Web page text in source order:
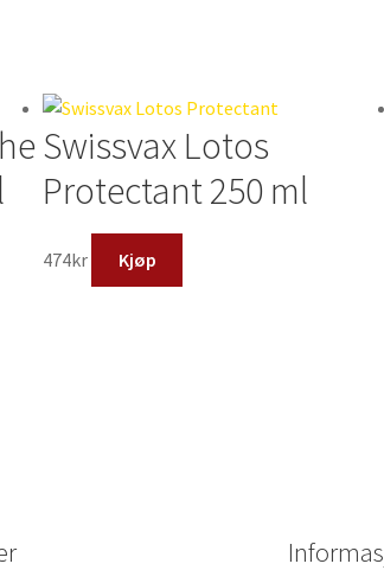
Swissvax Lotos
Protectant 250 ml
474kr Kjøp